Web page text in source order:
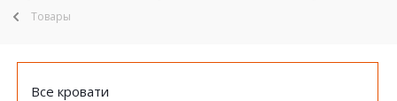
Товары
Все кровати